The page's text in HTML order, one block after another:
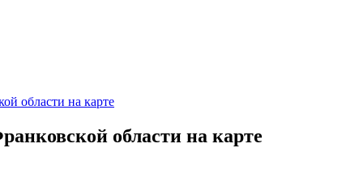
области на карте
области на карте